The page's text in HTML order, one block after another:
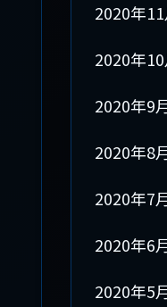
2020年11
2020年10
2020年9
2020年8
2020年7
2020年6
2020年5